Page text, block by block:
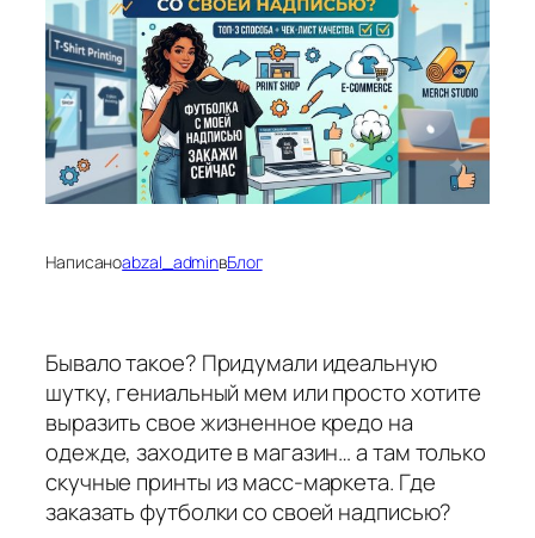
Написаноabzal_adminвБлог
Бывало такое? Придумали идеальную
шутку, гениальный мем или просто хотите
выразить свое жизненное кредо на
одежде, заходите в магазин… а там только
скучные принты из масс-маркета. Где
заказать футболки со своей надписью?